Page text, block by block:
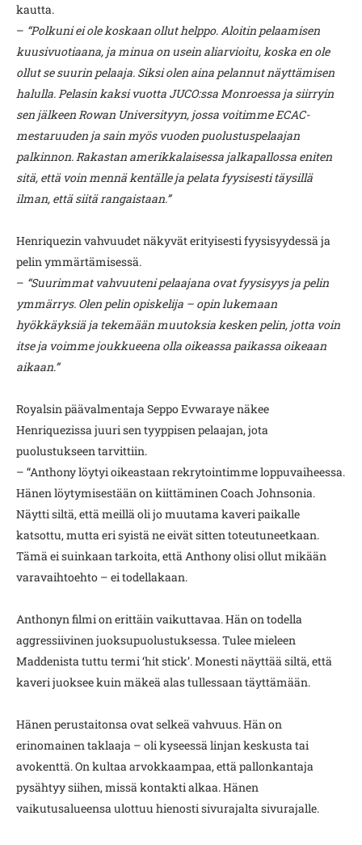
kautta.
– “Polkuni ei ole koskaan ollut helppo. Aloitin pelaamisen
kuusivuotiaana, ja minua on usein aliarvioitu, koska en ole
ollut se suurin pelaaja. Siksi olen aina pelannut näyttämisen
halulla. Pelasin kaksi vuotta JUCO:ssa Monroessa ja siirryin
sen jälkeen Rowan Universityyn, jossa voitimme ECAC-
mestaruuden ja sain myös vuoden puolustuspelaajan
palkinnon. Rakastan amerikkalaisessa jalkapallossa eniten
sitä, että voin mennä kentälle ja pelata fyysisesti täysillä
ilman, että siitä rangaistaan.”
Henriquezin vahvuudet näkyvät erityisesti fyysisyydessä ja
pelin ymmärtämisessä.
– “Suurimmat vahvuuteni pelaajana ovat fyysisyys ja pelin
ymmärrys. Olen pelin opiskelija – opin lukemaan
hyökkäyksiä ja tekemään muutoksia kesken pelin, jotta voin
itse ja voimme joukkueena olla oikeassa paikassa oikeaan
aikaan.”
Royalsin päävalmentaja Seppo Evwaraye näkee
Henriquezissa juuri sen tyyppisen pelaajan, jota
puolustukseen tarvittiin.
– “Anthony löytyi oikeastaan rekrytointimme loppuvaiheessa.
Hänen löytymisestään on kiittäminen Coach Johnsonia.
Näytti siltä, että meillä oli jo muutama kaveri paikalle
katsottu, mutta eri syistä ne eivät sitten toteutuneetkaan.
Tämä ei suinkaan tarkoita, että Anthony olisi ollut mikään
varavaihtoehto – ei todellakaan.
Anthonyn filmi on erittäin vaikuttavaa. Hän on todella
aggressiivinen juoksupuolustuksessa. Tulee mieleen
Maddenista tuttu termi ‘hit stick’. Monesti näyttää siltä, että
kaveri juoksee kuin mäkeä alas tullessaan täyttämään.
Hänen perustaitonsa ovat selkeä vahvuus. Hän on
erinomainen taklaaja – oli kyseessä linjan keskusta tai
avokenttä. On kultaa arvokkaampaa, että pallonkantaja
pysähtyy siihen, missä kontakti alkaa. Hänen
vaikutusalueensa ulottuu hienosti sivurajalta sivurajalle.